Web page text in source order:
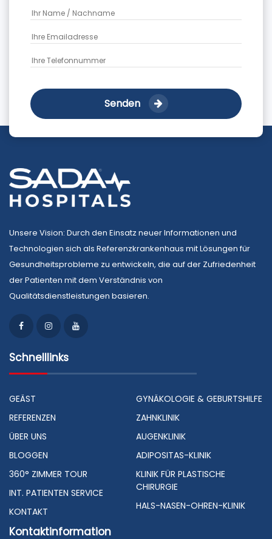
Senden
Unsere Vision: Durch den Einsatz neuer Informationen und
Technologien sich als Referenzkrankenhaus mit Lösungen für
Gesundheitsprobleme zu entwickeln, die auf der Zufriedenheit
der Patienten mit dem Verständnis von
Qualitätsdienstleistungen basieren.
Schnelllinks
GEÄST
REFERENZEN
ÜBER UNS
BLOGGEN
360° ZIMMER TOUR
INT. PATIENTEN SERVICE
KONTAKT
GYNÄKOLOGIE & GEBURTSHILFE
ZAHNKLINIK
AUGENKLINIK
ADIPOSITAS-KLINIK
KLINIK FÜR PLASTISCHE
CHIRURGIE
HALS-NASEN-OHREN-KLINIK
Kontaktinformation